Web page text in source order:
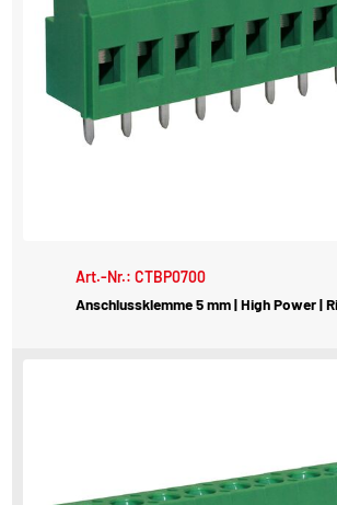
Art.-Nr.: CTBP0700
Anschlussklemme 5 mm | High Power |